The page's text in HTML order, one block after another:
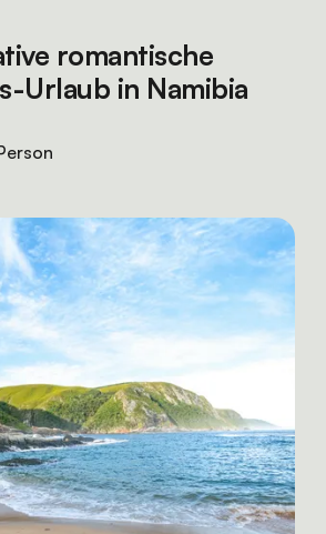
romantische
Urlaub in Namibia